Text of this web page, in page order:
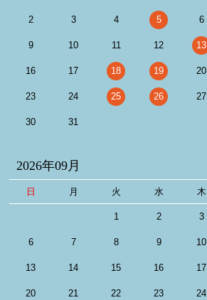
2 3 4 5 6
9 10 11 12 13
16 17 18 19 20
23 24 25 26 27
30 31
2026年09月
日 月 火 水 木
1 2 3
6 7 8 9 10
13 14 15 16 17
20 21 22 23 24